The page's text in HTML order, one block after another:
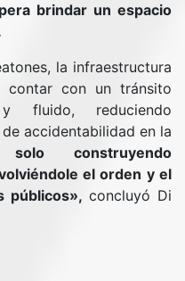
brindar un espacio
la infraestructura
contar con un tránsito
fluido, reduciendo
accidentabilidad en la
construyendo
el orden y el
públicos», concluyó Di